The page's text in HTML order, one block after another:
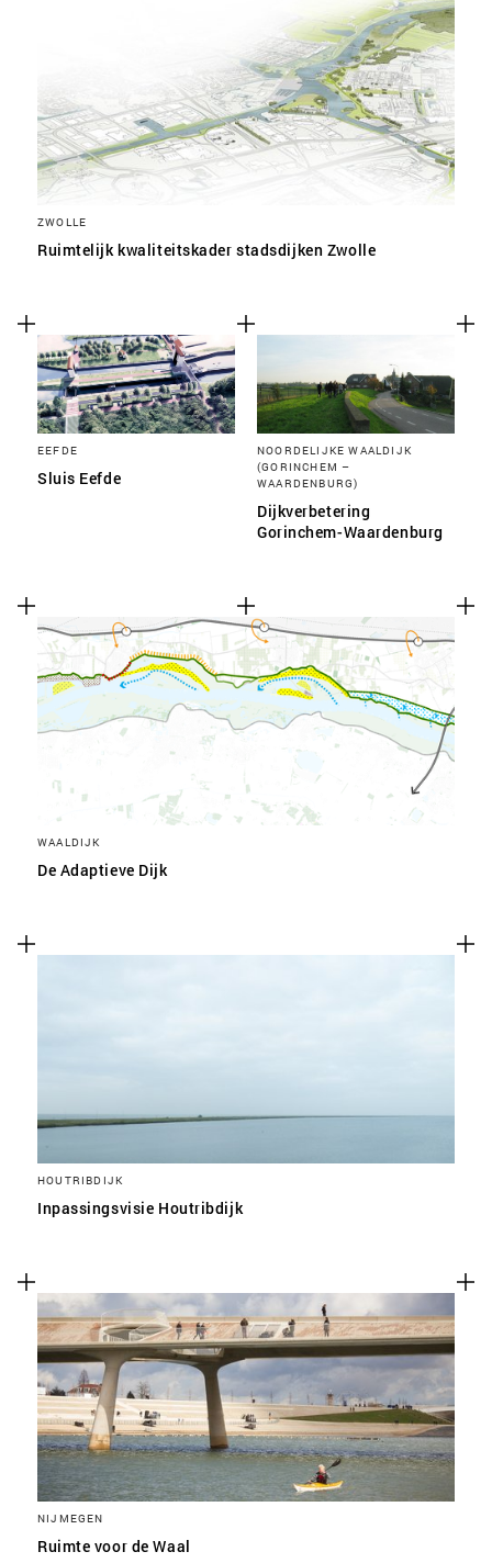
ZWOLLE
Ruimtelijk kwaliteitskader stadsdijken Zwolle
EEFDE
Sluis Eefde
NOORDELIJKE WAALDIJK
(GORINCHEM –
WAARDENBURG)
Dijkverbetering
Gorinchem-Waardenburg
WAALDIJK
De Adaptieve Dijk
HOUTRIBDIJK
Inpassingsvisie Houtribdijk
NIJMEGEN
Ruimte voor de Waal